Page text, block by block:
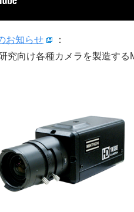
お知らせ
：
究向け各種カメラを製造する